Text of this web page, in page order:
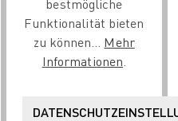
bestmögliche
Funktionalität bieten
zu können... Mehr
Informationen